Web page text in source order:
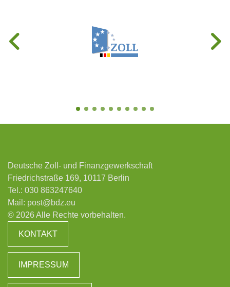
Deutsche Zoll- und Finanzgewerkschaft
Friedrichstraße 169, 10117 Berlin
Tel.: 030 863247640
Mail: post@bdz.eu
© 2026 Alle Rechte vorbehalten.
KONTAKT
IMPRESSUM